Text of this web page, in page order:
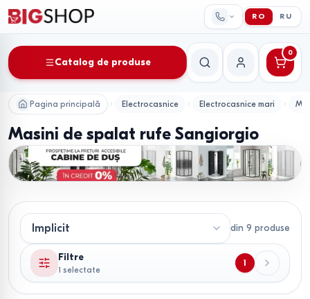
RO RU
Catalog de produse
CăutareContul meu
0
Pagina principală Electrocasnice Electrocasnice mari
Masini de spalat rufe Sangiorgio
din 9 produse
Filtre
1 selectate
1